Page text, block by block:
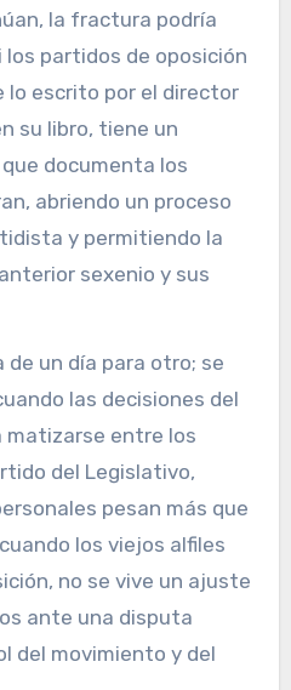
la fractura podría
partidos de oposición
lo escrito por el director
su libro, tiene un
documenta los
abriendo un proceso
y permitiendo la
sexenio y sus
un día para otro; se
las decisiones del
matizarse entre los
del Legislativo,
pesan más que
los viejos alfiles
no se vive un ajuste
ante una disputa
del movimiento y del